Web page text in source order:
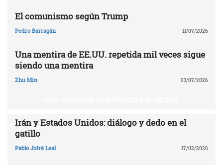
El comunismo según Trump
Pedro Barragán 11/07/2026
Una mentira de EE.UU. repetida mil veces sigue
siendo una mentira
Zhu Min 03/07/2026
Irán y Estados Unidos: diálogo y dedo en el
gatillo
Pablo Jofré Leal 17/02/2026